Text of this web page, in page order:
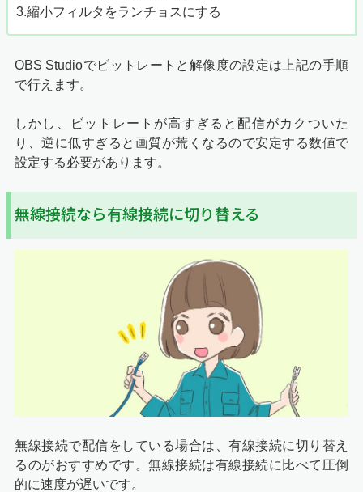
3.縮小フィルタをランチョスにする
OBS Studioでビットレートと解像度の設定は上記の手順
で行えます。
しかし、ビットレートが高すぎると配信がカクついた
り、逆に低すぎると画質が荒くなるので安定する数値で
設定する必要があります。
無線接続なら有線接続に切り替える
無線接続で配信をしている場合は、有線接続に切り替え
るのがおすすめです。無線接続は有線接続に比べて圧倒
的に速度が遅いです。